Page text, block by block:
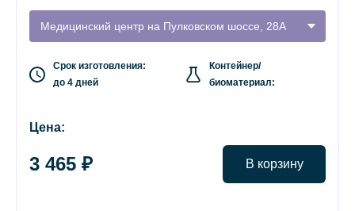
Медицинский центр на Пулковском шоссе, 28А
Срок изготовления:
до 4 дней
Контейнер/
биоматериал:
Цена:
3 465 ₽ В корзину